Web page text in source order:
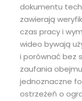
dokumentu
zawierają
czas pracy i
wideo bywają
i porównać bez
zaufania
jednoznaczne
ostrzeżeń o